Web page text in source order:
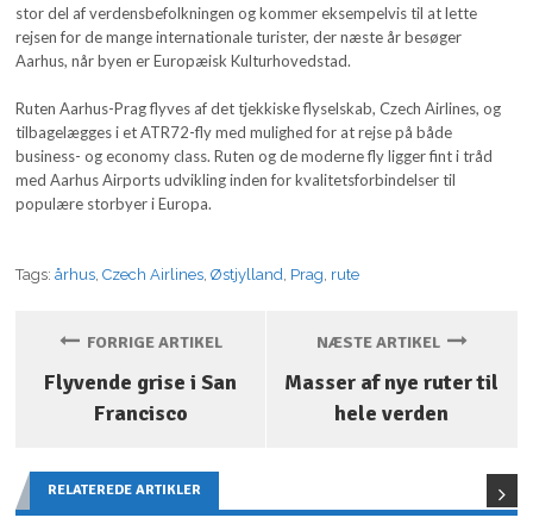
stor del af verdensbefolkningen og kommer eksempelvis til at lette
rejsen for de mange internationale turister, der næste år besøger
Aarhus, når byen er Europæisk Kulturhovedstad.
Ruten Aarhus-Prag flyves af det tjekkiske flyselskab, Czech Airlines, og
tilbagelægges i et ATR72-fly med mulighed for at rejse på både
business- og economy class. Ruten og de moderne fly ligger fint i tråd
med Aarhus Airports udvikling inden for kvalitetsforbindelser til
populære storbyer i Europa.
Tags:århus ,Czech Airlines ,Østjylland Prag rute
FORRIGE ARTIKEL
Flyvende grise i San
Francisco
NÆSTE ARTIKEL
Masser af nye ruter til
hele verden
RELATEREDE ARTIKLER